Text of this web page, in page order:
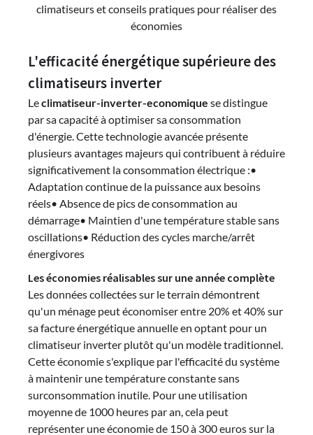
climatiseurs et conseils pratiques pour réaliser des
économies
L'efficacité énergétique supérieure des
climatiseurs inverter
Leclimatiseur-inverter-economique se distingue
par sa capacité à optimiser sa consommation
d'énergie. Cette technologie avancée présente
plusieurs avantages majeurs qui contribuent à réduire
significativement la consommation électrique :•
Adaptation continue de la puissance aux besoins
réels• Absence de pics de consommation au
démarrage• Maintien d'une température stable sans
oscillations• Réduction des cycles marche/arrêt
énergivores
Les économies réalisables sur une année complète
Les données collectées sur le terrain démontrent
qu'un ménage peut économiser entre 20% et 40% sur
sa facture énergétique annuelle en optant pour un
climatiseur inverter plutôt qu'un modèle traditionnel.
Cette économie s'explique par l'efficacité du système
à maintenir une température constante sans
surconsommation inutile. Pour une utilisation
moyenne de 1000 heures par an, cela peut
représenter une économie de 150 à 300 euros sur la